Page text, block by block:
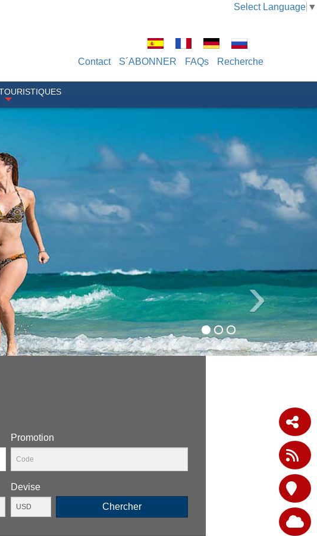
Select Language ▼
Contact S´ABONNER FAQs Recherche
›
Рromotion
Devise
Chercher